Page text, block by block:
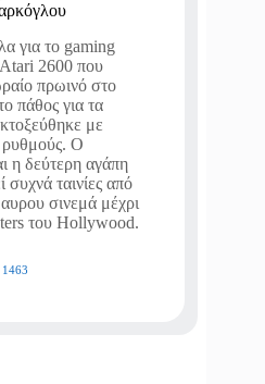
για το gaming
2600 που
πρωινό στο
πάθος για τα
με
ρυθμούς. Ο
η δεύτερη αγάπη
συχνά ταινίες από
σινεμά μέχρι
του Hollywood.